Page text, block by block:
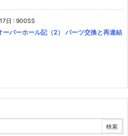
日 : 900SS
バーホール記（2） パーツ交換と再連結